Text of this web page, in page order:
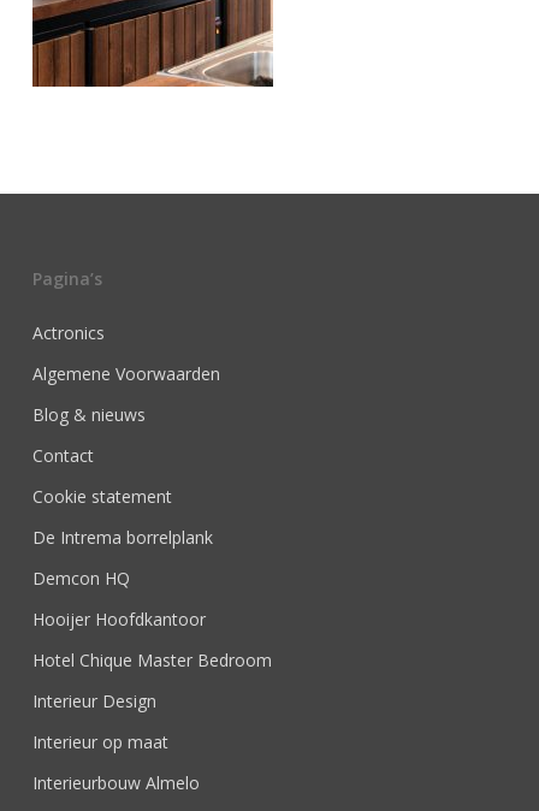
Pagina’s
Actronics
Algemene Voorwaarden
Blog & nieuws
Contact
Cookie statement
De Intrema borrelplank
Demcon HQ
Hooijer Hoofdkantoor
Hotel Chique Master Bedroom
Interieur Design
Interieur op maat
Interieurbouw Almelo